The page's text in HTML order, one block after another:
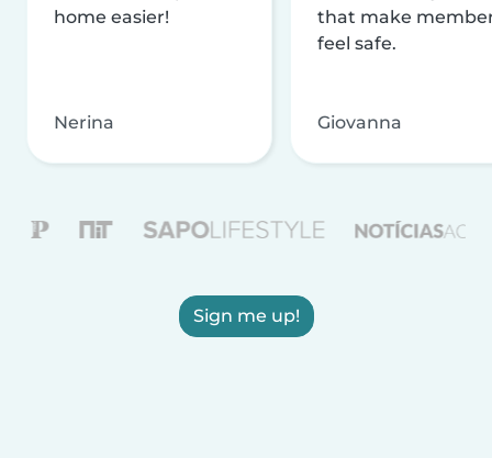
home easier!
Nerina
that make
feel safe.
Giovanna
Sign me up!